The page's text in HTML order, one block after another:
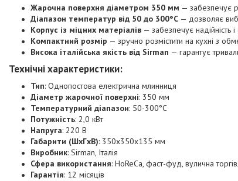
Жарочна поверхня діаметром 350 мм — забезпечує
Діапазон температур від 50 до 300°C — дозволяє
Корпус із міцних матеріалів — забезпечує надійність і
Компактний розмір — зручно розмістити на кухні з
Висока італійська якість від Sirman — гарантує
Технічні характеристики:
Тип: Однопостова електрична млинниця
Діаметр жарочної поверхні: 350 мм
Температурний діапазон: 50-300°C
Потужність: 2,0 кВт
Напруга: 220 В
Габарити (ШxГxВ): 350x350x135 мм
Виробник: Sirman, Італія
Сфера використання: HoReCa, фаст-фуд, вулична
Гарантія: 12 місяців